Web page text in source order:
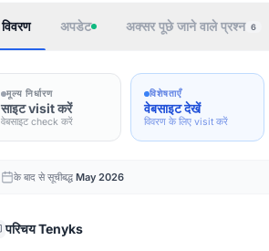
विवरण अपडेट अक्सर पूछे जाने वाले प्रश्न 6
मूल्य निर्धारण
साइट visit करें
वेबसाइट check करें
विशेषताएँ
वेबसाइट देखें
विवरण के लिए visit करें
के बाद से सूचीबद्ध May 2026
परिचयTenyks